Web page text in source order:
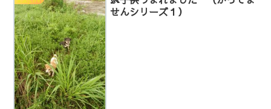
せんシリーズ１）